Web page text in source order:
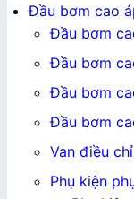
Đầu bơm cao
Đầu bơm
Đầu bơm
Đầu bơm
Đầu bơm
Van điều
Phụ kiện